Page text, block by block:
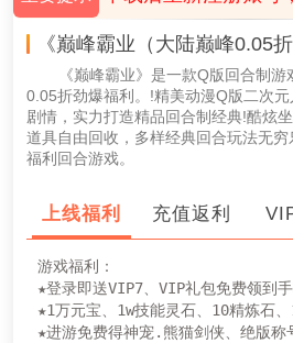
《巅峰霸业（大陆巅峰0.05
《巅峰霸业》是一款Q版回合制
0.05折劲爆福利。!精美动漫Q版二次
剧情，实力打造精品回合制经典!酷炫
道具自由回收，多样经典回合玩法无
福利回合游戏。
上线福利 充值返利
游戏福利：
★登录即送VIP7、VIP礼包免费领到
★1万元宝、1w技能灵石、10精炼石
★进游免费得神宠.熊猫剑侠、绝版称